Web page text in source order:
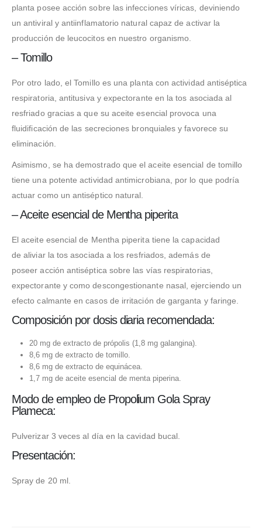
planta posee acción sobre las infecciones víricas, deviniendo
un antiviral y antiinflamatorio natural capaz de activar la
producción de leucocitos en nuestro organismo.
– Tomillo
Por otro lado, el Tomillo es una planta con actividad antiséptica
respiratoria, antitusiva y expectorante en la tos asociada al
resfriado gracias a que su aceite esencial provoca una
fluidificación de las secreciones bronquiales y favorece su
eliminación.
Asimismo, se ha demostrado que el aceite esencial de tomillo
tiene una potente actividad antimicrobiana, por lo que podría
actuar como un antiséptico natural.
– Aceite esencial de Mentha piperita
El aceite esencial de Mentha piperita tiene la capacidad
de aliviar la tos asociada a los resfriados, además de
poseer acción antiséptica sobre las vías respiratorias,
expectorante y como descongestionante nasal, ejerciendo un
efecto calmante en casos de irritación de garganta y faringe.
Composición por dosis diaria recomendada:
20 mg de extracto de própolis (1,8 mg galangina).
8,6 mg de extracto de tomillo.
8,6 mg de extracto de equinácea.
1,7 mg de aceite esencial de menta piperina.
Modo de empleo de Propolium Gola Spray
Plameca:
Pulverizar 3 veces al día en la cavidad bucal.
Presentación:
Spray de 20 ml.